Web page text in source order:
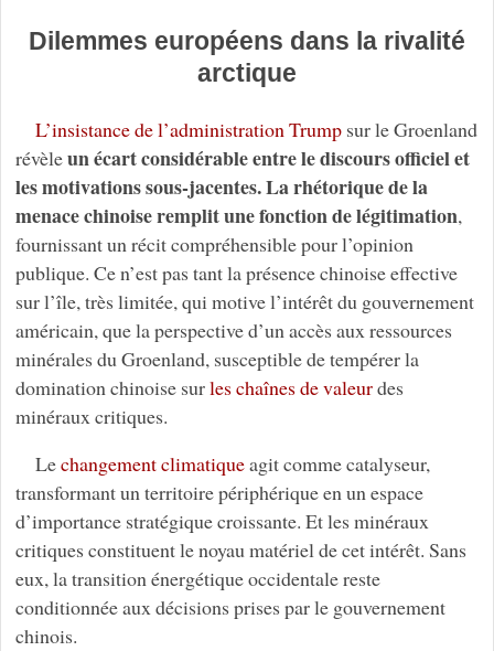
Dilemmes européens dans la rivalité
arctique
L’insistance de l’administration Trumpsur le Groenland
révèleun écart considérable entre le discours officiel et
les motivations sous-jacentes. La rhétorique de la
menace chinoise remplit une fonction de légitimation,
fournissant un récit compréhensible pour l’opinion
publique. Ce n’est pas tant la présence chinoise effective
sur l’île, très limitée, qui motive l’intérêt du gouvernement
américain, que la perspective d’un accès aux ressources
minérales du Groenland, susceptible de tempérer la
domination chinoise surles chaînes de valeurdes
minéraux critiques.
Lechangement climatiqueagit comme catalyseur,
transformant un territoire périphérique en un espace
d’importance stratégique croissante. Et les minéraux
critiques constituent le noyau matériel de cet intérêt. Sans
eux, la transition énergétique occidentale reste
conditionnée aux décisions prises par le gouvernement
chinois.